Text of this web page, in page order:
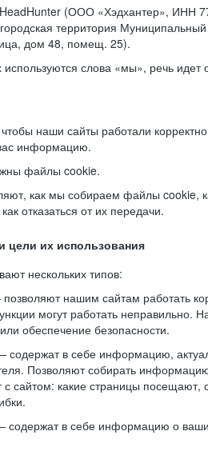
(ООО «Хэдхантер», ИНН
территория Муниципальный
дом 48, помещ. 25).
используются слова «мы», речь
наши сайты работали
информацию.
файлы cookie.
как мы собираем файлы cookie,
отказаться от их передачи.
их использования
нескольких типов:
нашим сайтам работать
могут работать неправильно.
обеспечение безопасности.
содержат в себе информацию,
Позволяют собирать
с сайтом: какие страницы посещают,
содержат в себе информацию о